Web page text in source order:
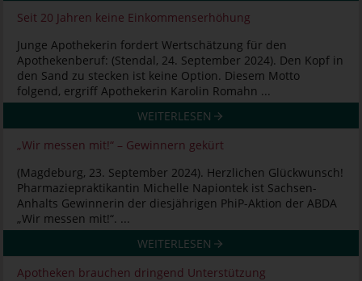
Seit 20 Jahren keine Einkommenserhöhung
Junge Apothekerin fordert Wertschätzung für den
Apothekenberuf: (Stendal, 24. September 2024). Den Kopf in
den Sand zu stecken ist keine Option. Diesem Motto
folgend, ergriff Apothekerin Karolin Romahn ...
WEITERLESEN
„Wir messen mit!“ – Gewinnern gekürt
(Magdeburg, 23. September 2024). Herzlichen Glückwunsch!
Pharmaziepraktikantin Michelle Napiontek ist Sachsen-
Anhalts Gewinnerin der diesjährigen PhiP-Aktion der ABDA
„Wir messen mit!“. ...
WEITERLESEN
Apotheken brauchen dringend Unterstützung